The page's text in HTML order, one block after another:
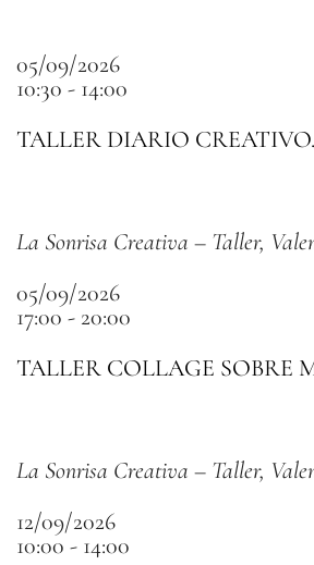
05/09/2026
10:30 - 14:00
TALLER DIARIO
La Sonrisa Creativa – Taller,
05/09/2026
17:00 - 20:00
TALLER COLLAGE SOBRE
La Sonrisa Creativa – Taller,
12/09/2026
10:00 - 14:00